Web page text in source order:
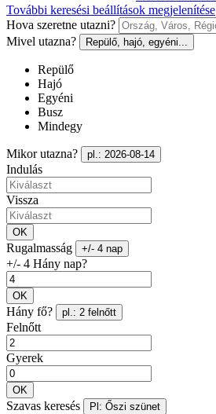
További keresési beállítások megjelenítése
Hova szeretne utazni?
Mivel utazna?
Repülő, hajó, egyéni...
Repülő
Hajó
Egyéni
Busz
Mindegy
Mikor utazna? pl.: 2026-08-14
Indulás
Vissza
OK
Rugalmasság +/- 4 nap
+/- 4 Hány nap?
OK
Hány fő? pl.: 2 felnőtt
Felnőtt
Gyerek
OK
Szavas keresés Pl: Őszi szünet